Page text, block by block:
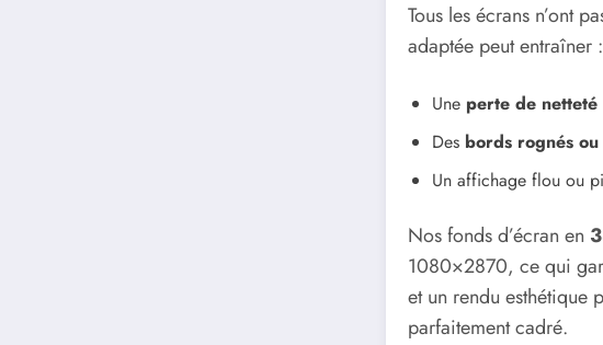
Tous les écrans n’ont
adaptée peut entraîner :
Une perte de netteté
Des bords rognés
Un affichage flou ou
Nos fonds d’écran en
1080×2870, ce qui
et un rendu esthétique
parfaitement cadré.